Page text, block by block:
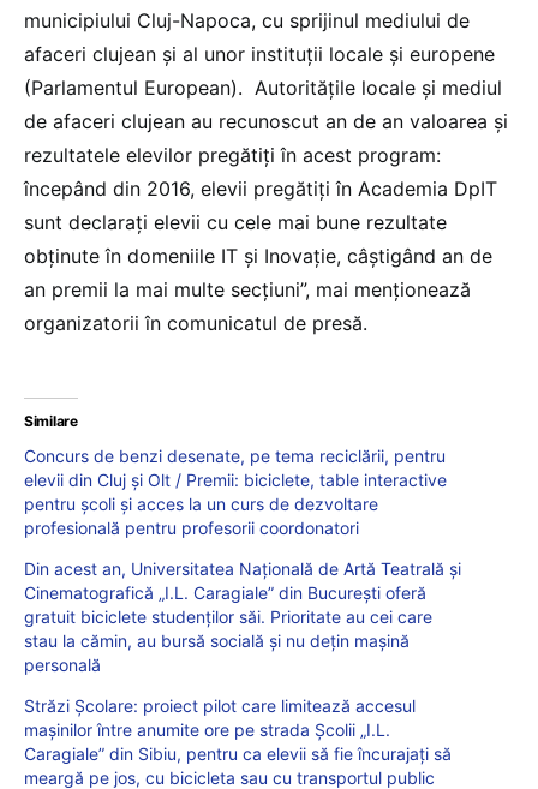
municipiului Cluj-Napoca, cu sprijinul mediului de
afaceri clujean şi al unor instituţii locale și europene
(Parlamentul European). Autoritățile locale și mediul
de afaceri clujean au recunoscut an de an valoarea și
rezultatele elevilor pregătiți în acest program:
începând din 2016, elevii pregătiți în Academia DpIT
sunt declarați elevii cu cele mai bune rezultate
obținute în domeniile IT și Inovație, câștigând an de
an premii la mai multe secțiuni”, mai menționează
organizatorii în comunicatul de presă.
Similare
Concurs de benzi desenate, pe tema reciclării, pentru
elevii din Cluj și Olt / Premii: biciclete, table interactive
pentru școli și acces la un curs de dezvoltare
profesională pentru profesorii coordonatori
Din acest an, Universitatea Națională de Artă Teatrală şi
Cinematografică „I.L. Caragiale” din București oferă
gratuit biciclete studenților săi. Prioritate au cei care
stau la cămin, au bursă socială și nu dețin mașină
personală
Străzi Şcolare: proiect pilot care limitează accesul
mașinilor între anumite ore pe strada Școlii „I.L.
Caragiale” din Sibiu, pentru ca elevii să fie încurajați să
meargă pe jos, cu bicicleta sau cu transportul public